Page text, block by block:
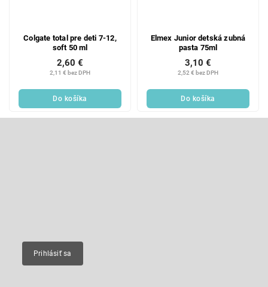
Colgate total pre deti 7-12,
soft 50 ml
2,11 € bez DPH
2,60 €
Do košíka
Elmex Junior detská zubná
pasta 75ml
2,52 € bez DPH
3,10 €
Do košíka
Prihlásiť sa